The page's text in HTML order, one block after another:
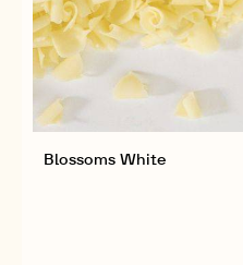
Blossoms White